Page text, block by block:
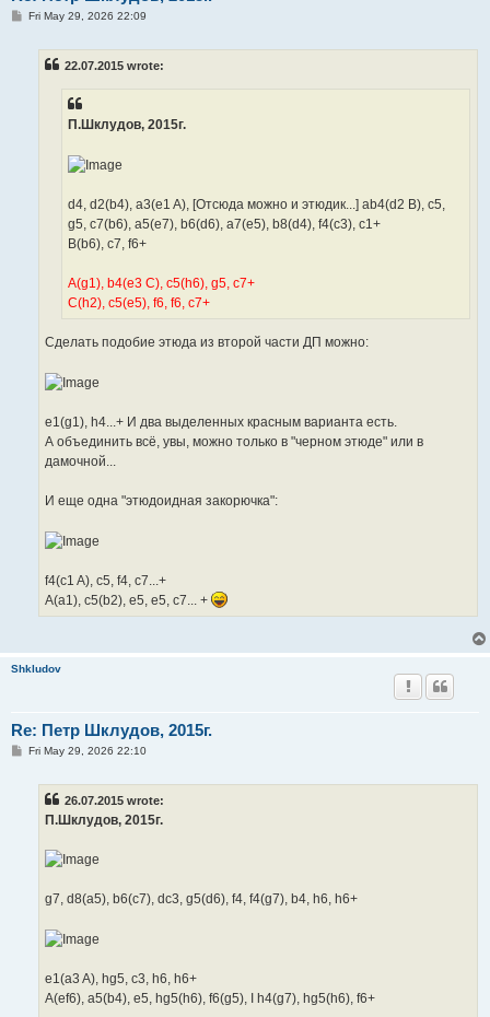
PFri May 29, 2026 22:09
22.07.2015 wrote:
П.Шклудов, 2015г.
d4, d2(b4), a3(e1 A), [Отсюда можно и этюдик...] ab4(d2 B), c5,
g5, c7(b6), a5(e7), b6(d6), a7(e5), b8(d4), f4(c3), c1+
B(b6), c7, f6+
A(g1), b4(e3 C), c5(h6), g5, c7+
C(h2), c5(e5), f6, f6, c7+
Сделать подобие этюда из второй части ДП можно:
e1(g1), h4...+ И два выделенных красным варианта есть.
А объединить всё, увы, можно только в "черном этюде" или в
дамочной...
И еще одна "этюдоидная закорючка":
f4(c1 A), c5, f4, c7...+
A(a1), c5(b2), e5, e5, c7... +
Shkludov
Re: Петр Шклудов, 2015г.
PFri May 29, 2026 22:10
26.07.2015 wrote:
П.Шклудов, 2015г.
g7, d8(a5), b6(c7), dc3, g5(d6), f4, f4(g7), b4, h6, h6+
e1(a3 A), hg5, c3, h6, h6+
A(ef6), a5(b4), e5, hg5(h6), f6(g5), I h4(g7), hg5(h6), f6+